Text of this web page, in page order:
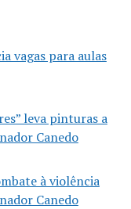
vagas para aulas
leva pinturas a
Canedo
à violência
Canedo